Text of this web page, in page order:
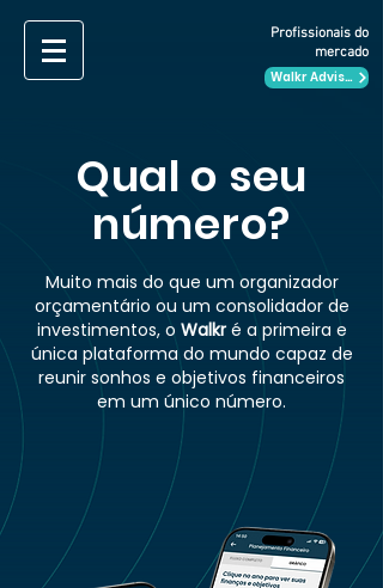
Profissionais do
mercado
Walkr Advisor
Qual o seu
número?
Muito mais do que um organizador
orçamentário ou um consolidador de
investimentos, o Walkré a primeira e
única plataforma do mundo capaz de
reunir sonhos e objetivos financeiros
em um único número.